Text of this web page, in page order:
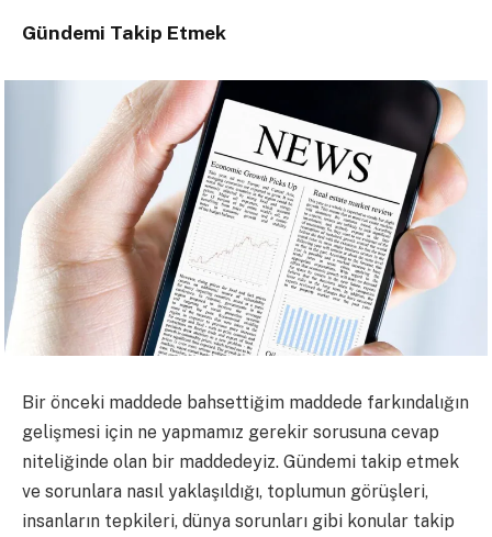
Gündemi Takip Etmek
Bir önceki maddede bahsettiğim maddede farkındalığın
gelişmesi için ne yapmamız gerekir sorusuna cevap
niteliğinde olan bir maddedeyiz. Gündemi takip etmek
ve sorunlara nasıl yaklaşıldığı, toplumun görüşleri,
insanların tepkileri, dünya sorunları gibi konular takip